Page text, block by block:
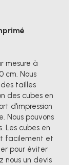
mesure à
cm. Nous
tailles
des cubes en
d'impression
Nous pouvons
Les cubes en
facilement et
pour éviter
nous un devis